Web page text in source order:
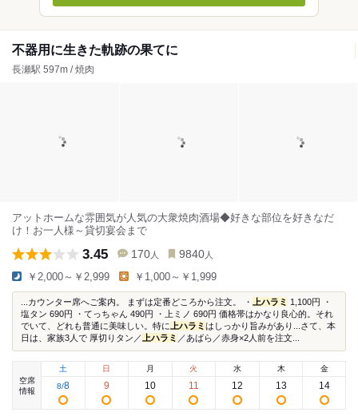
不器用に生きた軌跡の果てに
長瀬駅 597m / 焼肉
アットホームな雰囲気が人気の大衆焼肉酒場◆好きな部位を好きなだ
け！お一人様～貸切宴会まで
3.45 170 人 9840 人
￥2,000～￥2,999 ￥1,000～￥1,999
...カウンター席へご案内。 まずは定番どころから注文。 ・ 上ハラミ 1,100円 ・
塩タン 690円 ・てっちゃん 490円 ・上ミノ 690円 価格帯はかなり良心的。それ
でいて、どれも普通に美味しい。特に 上ハラミ はしっかり旨みがあり...さて、本
日は、家族3人で 厚切りタン／ 上ハラミ ／あばら／赤身×2人前を注文...
空席
情報
土
8/8
日
9
月
10
火
11
水
12
木
13
金
14